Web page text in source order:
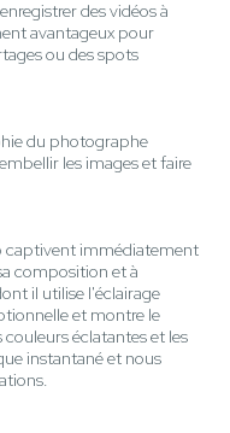
des vidéos à
avantageux pour
ou des spots
du photographe
les images et faire
captivent immédiatement
composition et à
il utilise l'éclairage
et montre le
couleurs éclatantes et les
instantané et nous